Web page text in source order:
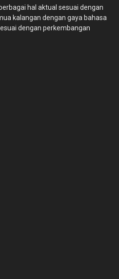
hal aktual sesuai dengan
kalangan dengan gaya bahasa
dengan perkembangan